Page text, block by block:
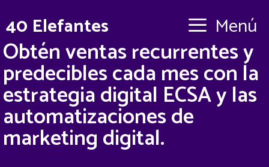
40 Elefantes Menú
Obtén ventas recurrentes y
predecibles cada mes con la
estrategia digital ECSA y las
automatizaciones de
marketing digital.